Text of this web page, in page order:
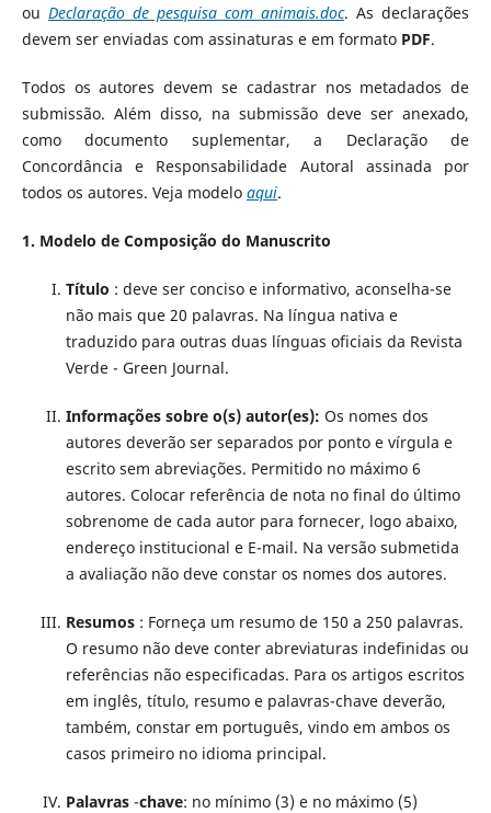
ou Declaração de pesquisa com animais.doc. As declarações
devem ser enviadas com assinaturas e em formato PDF.
Todos os autores devem se cadastrar nos metadados de
submissão. Além disso, na submissão deve ser anexado,
como documento suplementar, a Declaração de
Concordância e Responsabilidade Autoral assinada por
todos os autores. Veja modelo aqui.
1. Modelo de Composição do Manuscrito
Título : deve ser conciso e informativo, aconselha-se
não mais que 20 palavras. Na língua nativa e
traduzido para outras duas línguas oficiais da Revista
Verde - Green Journal.
Informações sobre o(s) autor(es): Os nomes dos
autores deverão ser separados por ponto e vírgula e
escrito sem abreviações. Permitido no máximo 6
autores. Colocar referência de nota no final do último
sobrenome de cada autor para fornecer, logo abaixo,
endereço institucional e E-mail. Na versão submetida
a avaliação não deve constar os nomes dos autores.
Resumos: Forneça um resumo de 150 a 250 palavras.
O resumo não deve conter abreviaturas indefinidas ou
referências não especificadas. Para os artigos escritos
em inglês, título, resumo e palavras-chave deverão,
também, constar em português, vindo em ambos os
casos primeiro no idioma principal.
Palavras-chave: no mínimo (3) e no máximo (5)